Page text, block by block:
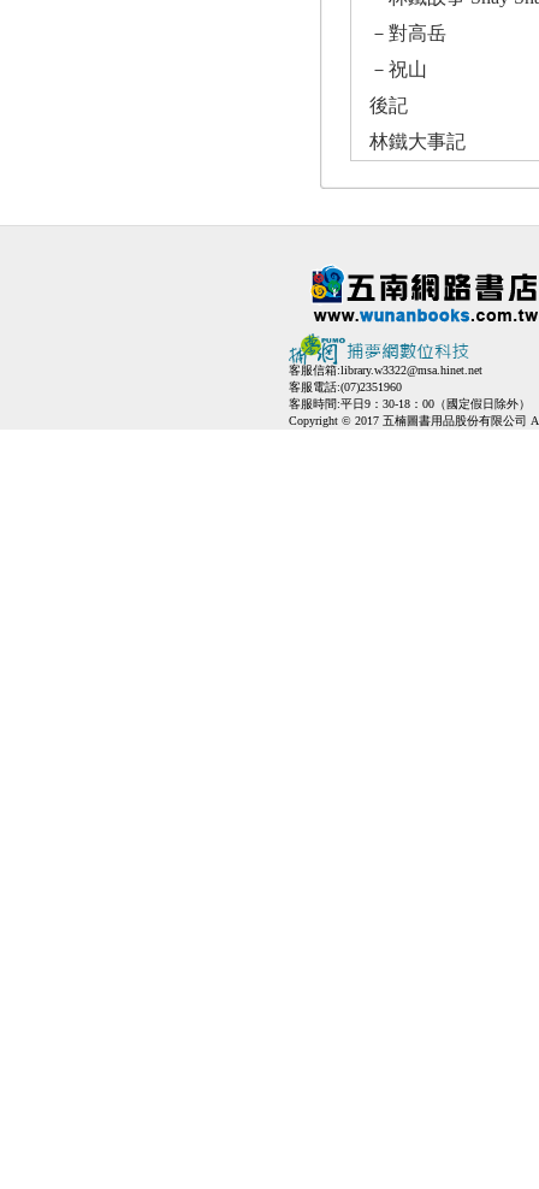
－對高岳
－祝山
後記
林鐵大事記
客服信箱:library.w3322@msa.hinet.net
客服電話:(07)2351960
客服時間:平日9：30-18：00（國定假日除外）
Copyright © 2017 五楠圖書用品股份有限公司